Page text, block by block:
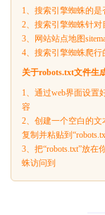
1、搜索引擎蜘蛛的
2、搜索引擎蜘蛛针
3、网站站点地图
4、搜索引擎蜘蛛爬行
关于robots.txt文件生
1、通过web界面设置
容
2、创建一个空白的文
复制并粘贴到
3、把“robots.txt”放
蛛访问到